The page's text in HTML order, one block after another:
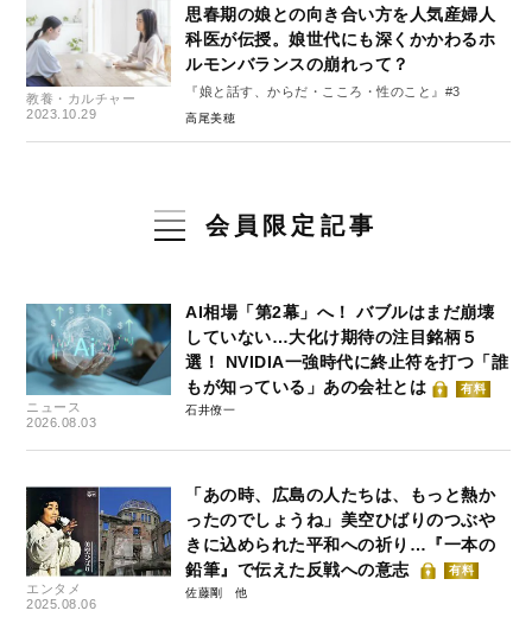
教養・カルチャー
2023.10.29
思春期の娘との向き合い方を人気産婦人
科医が伝授。娘世代にも深くかかわるホ
ルモンバランスの崩れって？
『娘と話す、からだ・こころ・性のこと』#3
高尾美穂
会員限定記事
ニュース
2026.08.03
AI相場「第2幕」へ！ バブルはまだ崩壊
していない…大化け期待の注目銘柄５
選！ NVIDIA一強時代に終止符を打つ「誰
もが知っている」あの会社とは
有料
石井僚一
エンタメ
2025.08.06
「あの時、広島の人たちは、もっと熱か
ったのでしょうね」美空ひばりのつぶや
きに込められた平和への祈り…『一本の
鉛筆』で伝えた反戦への意志
有料
佐藤剛